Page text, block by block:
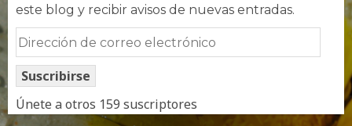
este blog y recibir avisos de nuevas entradas.
Dirección
de
correo
electrónico
Suscribirse
Únete a otros 159 suscriptores